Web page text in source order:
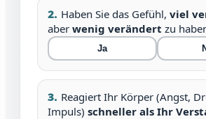
2. Haben Sie das Gefühl, viel
aber wenig verändert zu
Ja
3. Reagiert Ihr Körper (Angst,
Impuls) schneller als Ihr